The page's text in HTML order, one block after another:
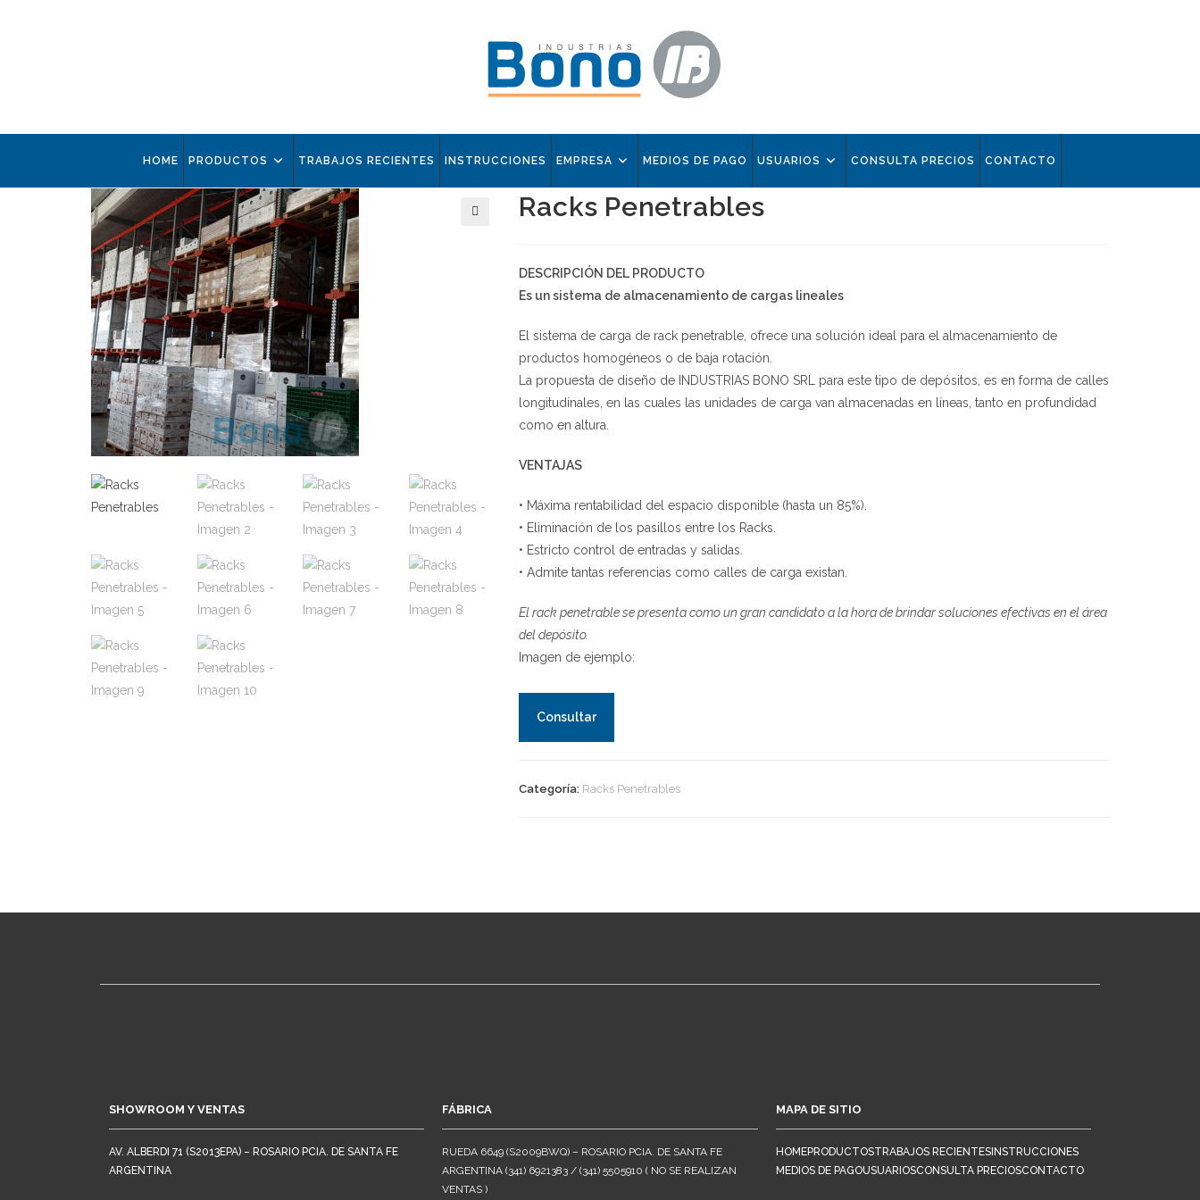
HOME PRODUCTOS TRABAJOS RECIENTES INSTRUCCIONES EMPRESA MEDIOS DE PAGO USUARIOS CONSULTA PRECIOS CONTACTO
Racks Penetrables
DESCRIPCIÓN DEL PRODUCTO
Es un sistema de almacenamiento de cargas lineales
El sistema de carga de rack penetrable, ofrece una solución ideal para el almacenamiento de
productos homogéneos o de baja rotación.
La propuesta de diseño de INDUSTRIAS BONO SRL para este tipo de depósitos, es en forma de calles
longitudinales, en las cuales las unidades de carga van almacenadas en líneas, tanto en profundidad
como en altura.
VENTAJAS
• Máxima rentabilidad del espacio disponible (hasta un 85%).
• Eliminación de los pasillos entre los Racks.
• Estricto control de entradas y salidas.
• Admite tantas referencias como calles de carga existan.
El rack penetrable se presenta como un gran candidato a la hora de brindar soluciones efectivas en el área
del depósito.
Imagen de ejemplo:
Consultar
Categoría: Racks Penetrables
SHOWROOM Y VENTAS
AV. ALBERDI 71 (S2013EPA) – ROSARIO PCIA. DE SANTA FE
ARGENTINA
FÁBRICA
RUEDA 6649 (S2009BWQ) – ROSARIO PCIA. DE SANTA FE
ARGENTINA (341) 6921383 / (341) 5505910 ( NO SE REALIZAN
VENTAS )
MAPA DE SITIO
HOMEPRODUCTOSTRABAJOS RECIENTESINSTRUCCIONES
MEDIOS DE PAGOUSUARIOSCONSULTA PRECIOSCONTACTO